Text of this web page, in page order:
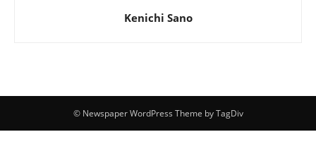
Kenichi Sano
© Newspaper WordPress Theme by TagDiv